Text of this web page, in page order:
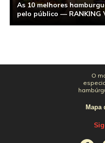
As 10 melhores
pelo público — RANKING
O
Mapa